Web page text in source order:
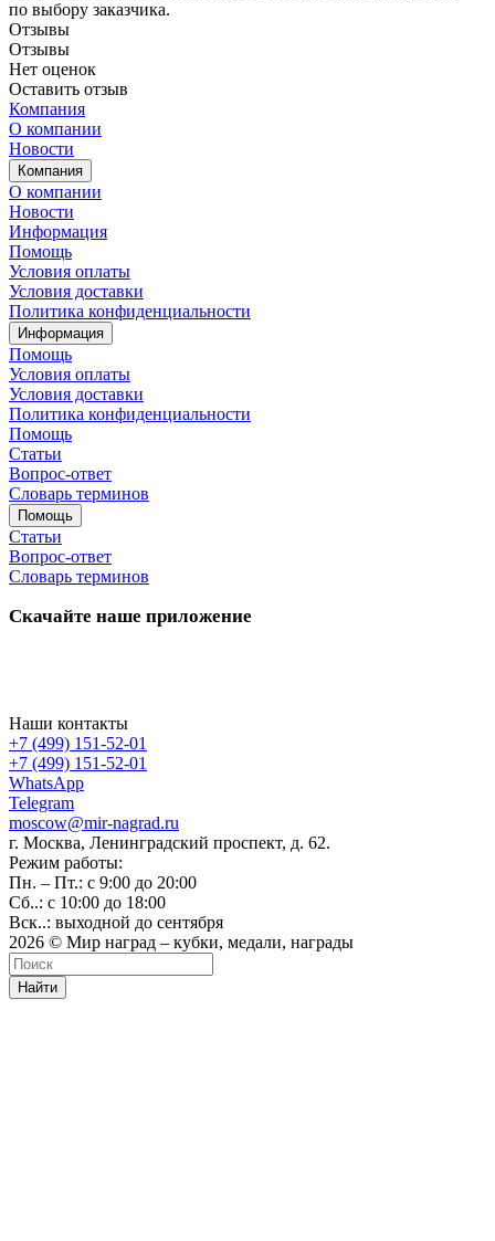
по выбору заказчика.
Отзывы
Отзывы
Нет оценок
Оставить отзыв
Компания
О компании
Новости
Компания
О компании
Новости
Информация
Помощь
Условия оплаты
Условия доставки
Политика конфиденциальности
Информация
Помощь
Условия оплаты
Условия доставки
Политика конфиденциальности
Помощь
Статьи
Вопрос-ответ
Словарь терминов
Помощь
Статьи
Вопрос-ответ
Словарь терминов
Скачайте наше приложение
Наши контакты
+7 (499) 151-52-01
+7 (499) 151-52-01
WhatsApp
Telegram
moscow@mir-nagrad.ru
г. Москва, Ленинградский проспект, д. 62.
Режим работы:
Пн. – Пт.: с 9:00 до 20:00
Сб..: с 10:00 до 18:00
Вск..: выходной до сентября
2026 © Мир наград – кубки, медали, награды
Найти